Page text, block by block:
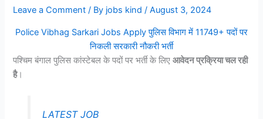
Leave a Comment / By jobs kind/August 3, 2024
Police Vibhag Sarkari Jobs Apply पुलिस विभाग में 11749+ पदों पर
निकली सरकारी नौकरी भर्ती
पश्चिम बंगाल पुलिस कांस्टेबल के पदों पर भर्ती के लिएआवेदन प्रक्रिया चल रही
है।
LATEST JOB